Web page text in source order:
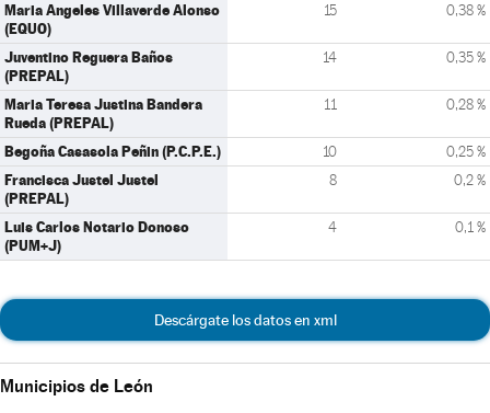
Maria Angeles Villaverde Alonso
(EQUO)
15 0,38 %
Juventino Reguera Baños
(PREPAL)
14 0,35 %
Maria Teresa Justina Bandera
Rueda (PREPAL)
11 0,28 %
Begoña Casasola Peñin (P.C.P.E.) 10 0,25 %
Francisca Justel Justel
(PREPAL)
8 0,2 %
Luis Carlos Notario Donoso
(PUM+J)
4 0,1 %
Descárgate los datos en xml
Municipios de León